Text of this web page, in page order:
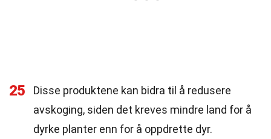
25
Disse produktene kan bidra til å redusere
avskoging, siden det kreves mindre land for å
dyrke planter enn for å oppdrette dyr.